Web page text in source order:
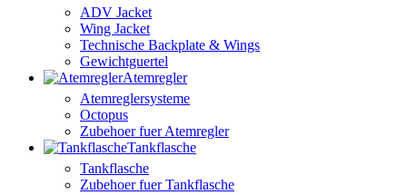
ADV Jacket
Wing Jacket
Technische Backplate & Wings
Gewichtguertel
Atemregler
Atemreglersysteme
Octopus
Zubehoer fuer Atemregler
Tankflasche
Tankflasche
Zubehoer fuer Tankflasche